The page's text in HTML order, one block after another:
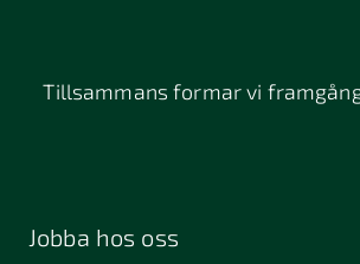
Tillsammans formar vi
Jobba hos oss